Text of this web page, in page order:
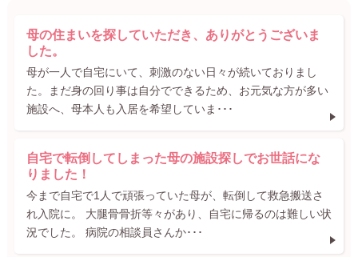
母の住まいを探していただき、ありがとうございま
した。
母が一人で自宅にいて、刺激のない日々が続いておりまし
た。まだ身の回り事は自分でできるため、お元気な方が多い
施設へ、母本人も入居を希望していま･･･
自宅で転倒してしまった母の施設探しでお世話にな
りました！
今まで自宅で1人で頑張っていた母が、転倒して救急搬送さ
れ入院に。 大腿骨骨折等々があり、自宅に帰るのは難しい状
況でした。 病院の相談員さんか･･･